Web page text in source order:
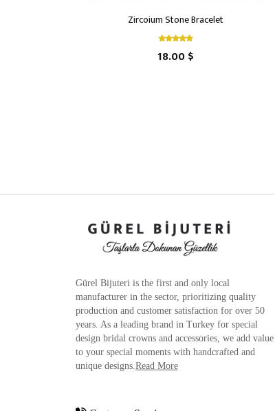
Zircoium Stone Bracelet
18.00 $
Gürel Bijuteri is the first and only local
manufacturer in the sector, prioritizing quality
production and customer satisfaction for over 50
years. As a leading brand in Turkey for special
design bridal crowns and accessories, we add value
to your special moments with handcrafted and
unique designs.Read More